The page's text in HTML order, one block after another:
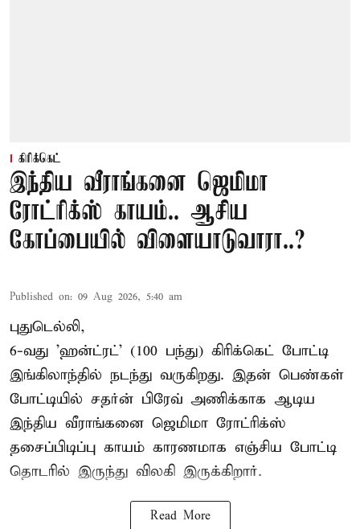
கிரிக்கெட்
இந்திய வீராங்கனை ஜெமிமா
ரோட்ரிக்ஸ் காயம்.. ஆசிய
கோப்பையில் விளையாடுவாரா..?
Published on: 09 Aug 2026, 5:40 am
புதுடெல்லி,
6-வது 'ஹன்ட்ரட்' (100 பந்து) கிரிக்கெட் போட்டி
இங்கிலாந்தில் நடந்து வருகிறது. இதன் பெண்கள்
போட்டியில் சதர்ன் பிரேவ் அணிக்காக ஆடிய
இந்திய வீராங்கனை ஜெமிமா ரோட்ரிக்ஸ்
தசைப்பிடிப்பு காயம் காரணமாக எஞ்சிய போட்டி
தொடரில் இருந்து விலகி இருக்கிறார்.
Read More